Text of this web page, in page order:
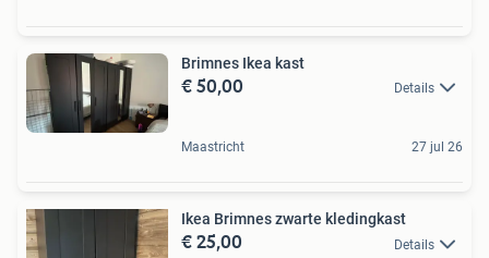
Brimnes Ikea kast
€ 50,00 Details
Maastricht 27 jul 26
Ikea Brimnes zwarte kledingkast
€ 25,00 Details